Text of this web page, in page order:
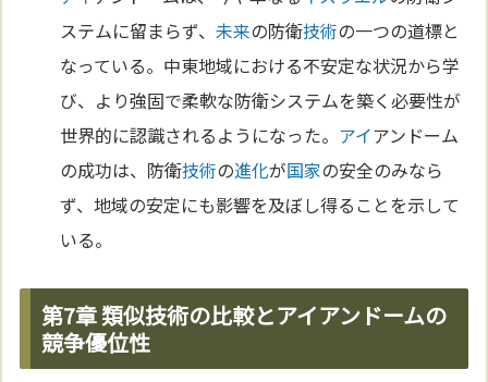
ステムに留まらず、未来の防衛技術の一つの道標と
なっている。中東地域における不安定な状況から学
び、より強固で柔軟な防衛システムを築く必要性が
世界的に認識されるようになった。 アイアンドーム
の成功は、防衛技術の進化が国家の安全のみなら
ず、地域の安定にも影響を及ぼし得ることを示して
いる。
第7章 類似技術の比較とアイアンドームの
競争優位性